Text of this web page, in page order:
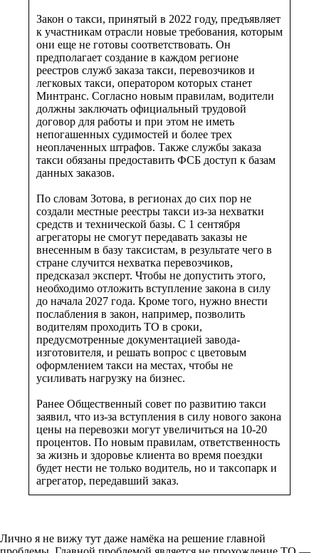
Закон о такси, принятый в 2022 году, предъявляет
к участникам отрасли новые требования, которым
они еще не готовы соответствовать. Он
предполагает создание в каждом регионе
реестров служб заказа такси, перевозчиков и
легковых такси, оператором которых станет
Минтранс. Согласно новым правилам, водители
должны заключать официальный трудовой
договор для работы и при этом не иметь
непогашенных судимостей и более трех
неоплаченных штрафов. Также службы заказа
такси обязаны предоставить ФСБ доступ к базам
данных заказов.
По словам Зотова, в регионах до сих пор не
создали местные реестры такси из-за нехватки
средств и технической базы. С 1 сентября
агрегаторы не смогут передавать заказы не
внесенным в базу таксистам, в результате чего в
стране случится нехватка перевозчиков,
предсказал эксперт. Чтобы не допустить этого,
необходимо отложить вступление закона в силу
до начала 2027 года. Кроме того, нужно внести
послабления в закон, например, позволить
водителям проходить ТО в сроки,
предусмотренные документацией завода-
изготовителя, и решать вопрос с цветовым
оформлением такси на местах, чтобы не
усиливать нагрузку на бизнес.
Ранее Общественный совет по развитию такси
заявил, что из-за вступления в силу нового закона
цены на перевозки могут увеличиться на 10-20
процентов. По новым правилам, ответственность
за жизнь и здоровье клиента во время поездки
будет нести не только водитель, но и таксопарк и
агрегатор, передавший заказ.
Лично я не вижу тут даже намёка на решение главной